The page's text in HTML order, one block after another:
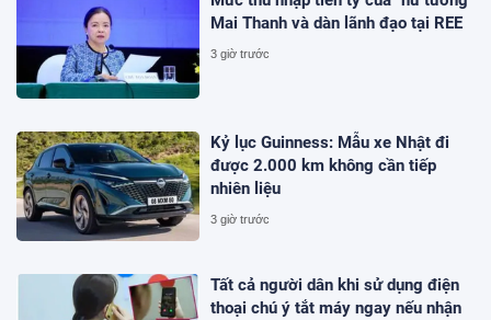
Mai Thanh và dàn lãnh đạo tại REE
3 giờ trước
Kỷ lục Guinness: Mẫu xe Nhật đi
được 2.000 km không cần tiếp
nhiên liệu
3 giờ trước
Tất cả người dân khi sử dụng điện
thoại chú ý tắt máy ngay nếu nhận